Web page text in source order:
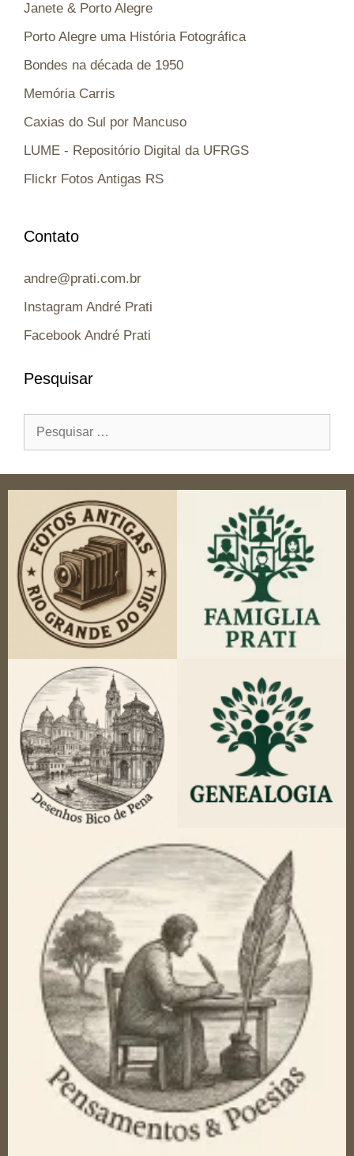
Janete & Porto Alegre
Porto Alegre uma História Fotográfica
Bondes na década de 1950
Memória Carris
Caxias do Sul por Mancuso
LUME - Repositório Digital da UFRGS
Flickr Fotos Antigas RS
Contato
andre@prati.com.br
Instagram André Prati
Facebook André Prati
Pesquisar
Pesquisar
por: